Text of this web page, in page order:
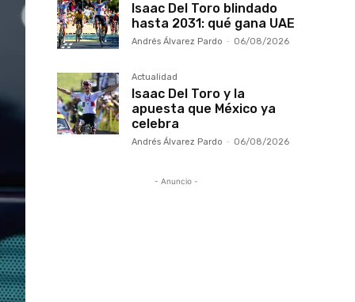
Isaac Del Toro blindado
hasta 2031: qué gana UAE
Andrés Álvarez Pardo - 06/08/2026
Actualidad
Isaac Del Toro y la
apuesta que México ya
celebra
Andrés Álvarez Pardo - 06/08/2026
- Anuncio -